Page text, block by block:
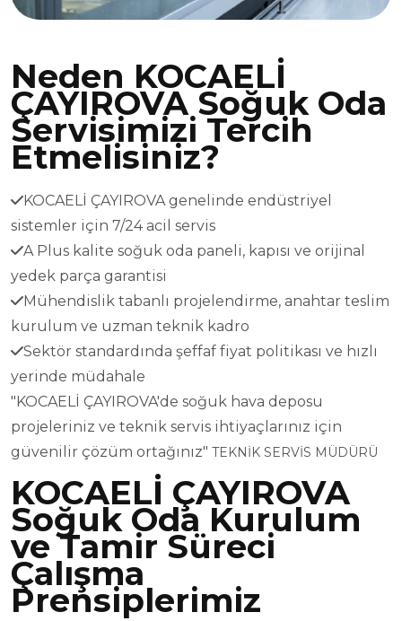
Neden KOCAELİ
ÇAYIROVA Soğuk Oda
Servisimizi Tercih
Etmelisiniz?
KOCAELİ ÇAYIROVA genelinde endüstriyel
sistemler için 7/24 acil servis
A Plus kalite soğuk oda paneli, kapısı ve orijinal
yedek parça garantisi
Mühendislik tabanlı projelendirme, anahtar teslim
kurulum ve uzman teknik kadro
Sektör standardında şeffaf fiyat politikası ve hızlı
yerinde müdahale
"KOCAELİ ÇAYIROVA'de soğuk hava deposu
projeleriniz ve teknik servis ihtiyaçlarınız için
güvenilir çözüm ortağınız" TEKNİK SERVİS MÜDÜRÜ
KOCAELİ ÇAYIROVA
Soğuk Oda Kurulum
ve Tamir Süreci
Çalışma
Prensiplerimiz